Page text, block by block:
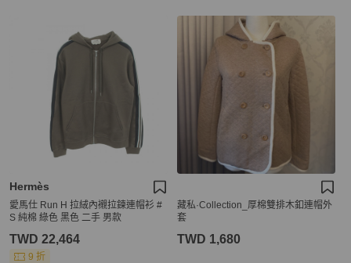
Hermès
愛馬仕 Run H 拉絨內襯拉鍊連帽衫 #
S 純棉 綠色 黑色 二手 男款
TWD 22,464
9 折
藏私·Collection_厚棉雙排木釦連帽外
套
TWD 1,680